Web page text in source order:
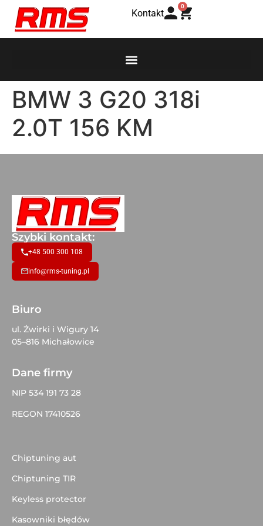
Kontakt
0
BMW 3 G20 318i
2.0T 156 KM
Szybki kontakt:
+48 500 300 108
info@rms-tuning.pl
Biuro
ul. Żwirki i Wigury 14
05–816 Michałowice
Dane firmy
NIP 534 191 73 28
REGON 17410526
Chiptuning aut
Chiptuning TIR
Keyless protector
Kasowniki błędów